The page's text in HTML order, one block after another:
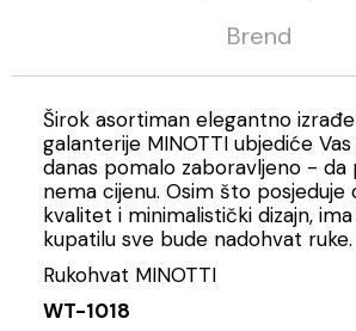
Brend
Širok asortiman elegantno
galanterije MINOTTI ubjediće
danas pomalo zaboravljeno -
nema cijenu. Osim što posjeduje
kvalitet i minimalistički dizajn,
kupatilu sve bude nadohvat ruke.
Rukohvat MINOTTI
WT-1018